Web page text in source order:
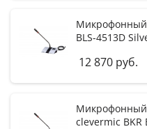
Микрофонный
BLS-4513D
12 870 руб.
Микрофонный
clevermic BKR